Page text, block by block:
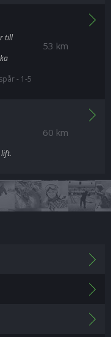
53 km
till
- 1-5
60 km
lift.